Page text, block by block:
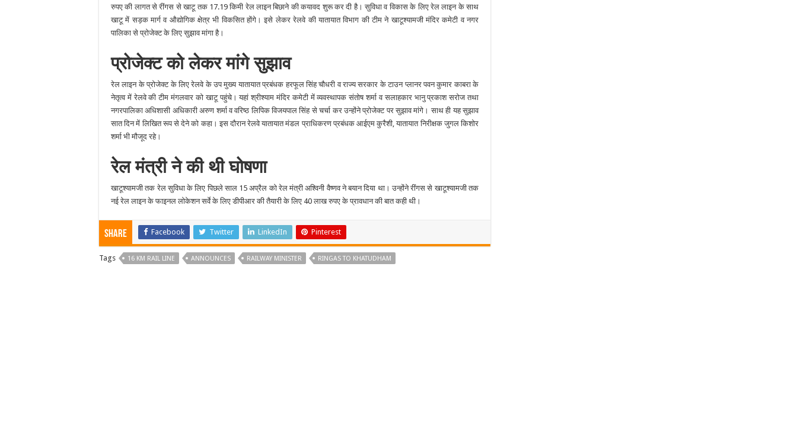
रुपए की लागत से रींगस से खाटू तक 17.19 किमी रेल लाइन बिछाने की कयावद शुरू कर दी है। सुविधा व विकास के लिए रेल लाइन के साथ
खाटू में सड़क मार्ग व औद्योगिक क्षेत्र भी विकसित होंगे। इसे लेकर रेलवे की यातायात विभाग की टीम ने खाटूश्यामजी मंदिर कमेटी व नगर
पालिका से प्रोजेक्ट के लिए सुझाव मांगा है।
प्रोजेक्ट को लेकर मांगे सुझाव
रेल लाइन के प्रोजेक्ट के लिए रेलवे के उप मुख्य यातायात प्रबंधक हरफूल सिंह चौधरी व राज्य सरकार के टाउन प्लानर पवन कुमार काबरा के
नेतृत्व में रेलवे की टीम मंगलवार को खाटू पहुंचे। यहां श्रीश्याम मंदिर कमेटी में व्यवस्थापक संतोष शर्मा व सलाहकार भानु प्रकाश सरोज तथा
नगरपालिका अधिशासी अधिकारी अरुण शर्मा व वरिष्ठ लिपिक विजयपाल सिंह से चर्चा कर उन्होंने प्रोजेक्ट पर सुझाव मांगे। साथ ही यह सुझाव
सात दिन में लिखित रूप से देने को कहा। इस दौरान रेलवे यातायात मंडल प्राधिकरण प्रबंधक आईएम कुरैशी, यातायात निरीक्षक जुगल किशोर
शर्मा भी मौजूद रहे।
रेल मंत्री ने की थी घोषणा
खाटूश्यामजी तक रेल सुविधा के लिए पिछले साल 15 अप्रैल को रेल मंत्री अश्विनी वैष्णव ने बयान दिया था। उन्होंने रींगस से खाटूश्यामजी तक
नई रेल लाइन के फाइनल लोकेशन सर्वे के लिए डीपीआर की तैयारी के लिए 40 लाख रुपए के प्रावधान की बात कही थी।
Share Facebook Twitter LinkedIn Pinterest
Tags 16 KM RAIL LINE ANNOUNCES RAILWAY MINISTER RINGAS TO KHATUDHAM